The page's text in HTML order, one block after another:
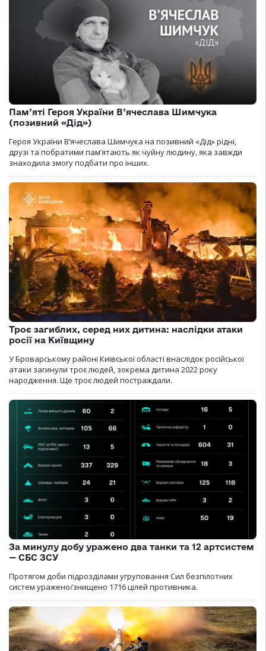
Пам’яті Героя України В’ячеслава Шимчука
(позивний «Дід»)
Героя України В’ячеслава Шимчука на позивний «Дід» рідні,
друзі та побратими пам’ятають як чуйну людину, яка завжди
знаходила змогу подбати про інших.
Троє загиблих, серед них дитина: наслідки атаки
росії на Київщину
У Броварському районі Київської області внаслідок російської
атаки загинули троє людей, зокрема дитина 2022 року
народження. Ще троє людей постраждали.
За минулу добу уражено два танки та 12 артсистем
— СБС ЗСУ
Протягом доби підрозділами угруповання Сил безпілотних
систем уражено/знищено 1716 цілей противника.